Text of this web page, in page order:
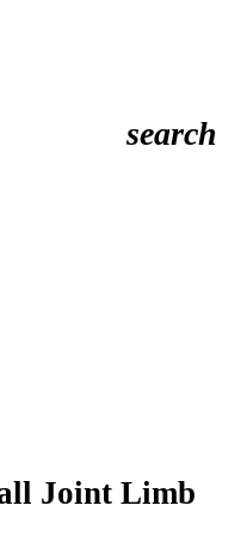
search
Joint Limb